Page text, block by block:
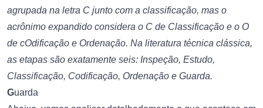
agrupada na letra C junto com a classificação, mas o
acrônimo expandido considera o C de Classificação e o O
de cOdificação e Ordenação. Na literatura técnica clássica,
as etapas são exatamente seis: Inspeção, Estudo,
Classificação, Codificação, Ordenação e Guarda.
Guarda